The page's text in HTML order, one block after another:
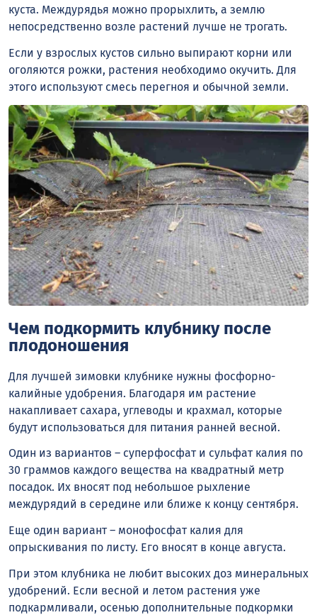
куста. Междурядья можно прорыхлить, а землю
непосредственно возле растений лучше не трогать.
Если у взрослых кустов сильно выпирают корни или
оголяются рожки, растения необходимо окучить. Для
этого используют смесь перегноя и обычной земли.
Чем подкормить клубнику после
плодоношения
Для лучшей зимовки клубнике нужны фосфорно-
калийные удобрения. Благодаря им растение
накапливает сахара, углеводы и крахмал, которые
будут использоваться для питания ранней весной.
Один из вариантов – суперфосфат и сульфат калия по
30 граммов каждого вещества на квадратный метр
посадок. Их вносят под небольшое рыхление
междурядий в середине или ближе к концу сентября.
Еще один вариант – монофосфат калия для
опрыскивания по листу. Его вносят в конце августа.
При этом клубника не любит высоких доз минеральных
удобрений. Если весной и летом растения уже
подкармливали, осенью дополнительные подкормки